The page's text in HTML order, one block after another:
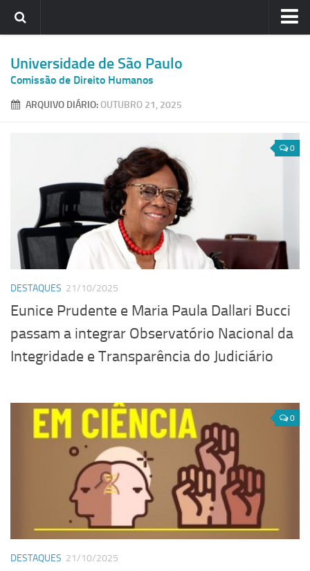
Membros da Comissão
Subcomissões
Universidade de São Paulo
Comissão de Direito Humanos
ARQUIVO DIÁRIO:OUTUBRO 21, 2025
0
DESTAQUES 21/10/2025
Eunice Prudente e Maria Paula Dallari Bucci
passam a integrar Observatório Nacional da
Integridade e Transparência do Judiciário
0
DESTAQUES 21/10/2025